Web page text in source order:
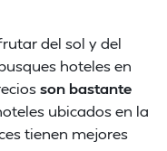
del sol y del
hoteles en
son bastante
ubicados en la
tienen mejores